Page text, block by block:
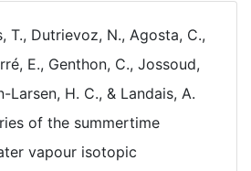
T., Dutrievoz, N., Agosta, C.,
E., Genthon, C., Jossoud,
Larsen, H. C., & Landais, A.
of the summertime
vapour isotopic